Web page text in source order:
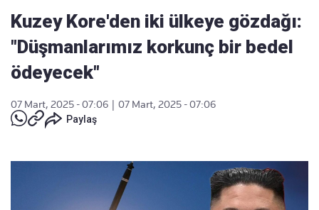
Kuzey Kore'den iki ülkeye gözdağı:
"Düşmanlarımız korkunç bir bedel
ödeyecek"
07 Mart, 2025 - 07:06
07 Mart, 2025 - 07:06
Paylaş